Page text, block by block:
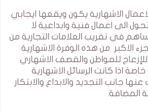
الاشهارية يكون ويقعها ايجابي
الى اعمال فنية وابداعية لا
في تقريب العلامات التجارية من
الاكبر من هذه الوفرة الاشهارية
للمواطن والقصف الاشهاري
اذا كانت الرسائل الاشهارية
جانب التجديد والابداع والابتكار
المضافة.